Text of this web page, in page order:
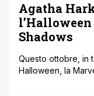
Agatha
Shadows
Questo ottobre, in
Halloween, la